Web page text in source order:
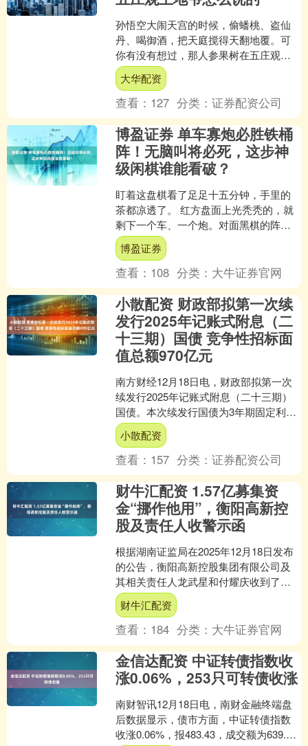
孙悟空大闹天宫的时候，偷蟠桃、盗仙
丹、喝御酒，把天庭搅得天翻地覆。可
你有没有想过，那人参果树在五庄观立
了多少年？万年才结三十个果子，闻一
闻就能活三百六十岁，吃一....
大华配资
查看： 127 分类：证券配资公司
博盈证券 单车寡炮必胜铁桶
阵！无脑叫将必死，这步神
级闲棋谁能看破？
盯着这盘棋看了足足十五分钟，手里的
茶都凉透了。 红方盘面上光秃秃的，就
剩下一个车、一个炮。对面黑棋的阵型
虽然没全摆出来，但懂行的老棋骨一眼
就能闻到那种“铁桶阵”....
博盈证券
查看： 108 分类： 大牛证券官网
小散配资 财政部拟第一次续
发行2025年记账式附息（二
十三期）国债 竞争性招标面
值总额970亿元
南方财经12月18日电，财政部拟第一次
续发行2025年记账式附息（二十三期）
国债。本次续发行国债为3年期固定利率
附息债。本次续发行国债竞争性招标面
值总额970亿....
小散配资
查看： 157 分类：证券配资公司
财牛汇配资 1.57亿募集资
金“挪作他用”，衡阳高新控
股及责任人收警示函
根据湖南证监局在2025年12月18日发布
的公告，衡阳高新控股集团有限公司及
其相关责任人龙武星和付耀庆收到了警
示函。 经过调查，发现衡阳高新控股集
团有限公司未按....
财牛汇配资
查看： 184 分类： 大牛证券官网
金信达配资 中证转债指数收
涨0.06%，253只可转债收涨
南财智讯12月18日电，南财金融终端盘
后数据显示，债市方面，中证转债指数
收涨0.06%，报483.43，成交额为639.06